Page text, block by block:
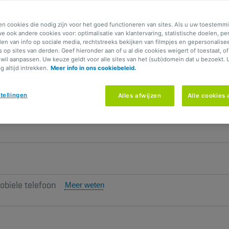
… Dat is een akelige ervaring en
koel te houden: met deze heel
doe je best het volgende:
telefoon Meer weten
cookies die nodig zijn voor het goed functioneren van sites. Als u uw
ook andere cookies voor: optimalisatie van klantervaring, statistische doelen,
van info op sociale media, rechtstreeks bekijken van filmpjes en
op sites van derden. Geef hieronder aan of u al die cookies weigert of toestaat,
aanpassen. Uw keuze geldt voor alle sites van het (sub)domein dat u bezoekt.
altijd intrekken. Meer info in ons cookiebeleid.
Alles afwijzen Alle cookies